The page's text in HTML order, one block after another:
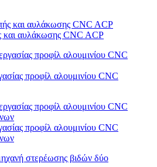
και αυλάκωσης CNC ACP
προφίλ αλουμινίου CNC
προφίλ αλουμινίου CNC